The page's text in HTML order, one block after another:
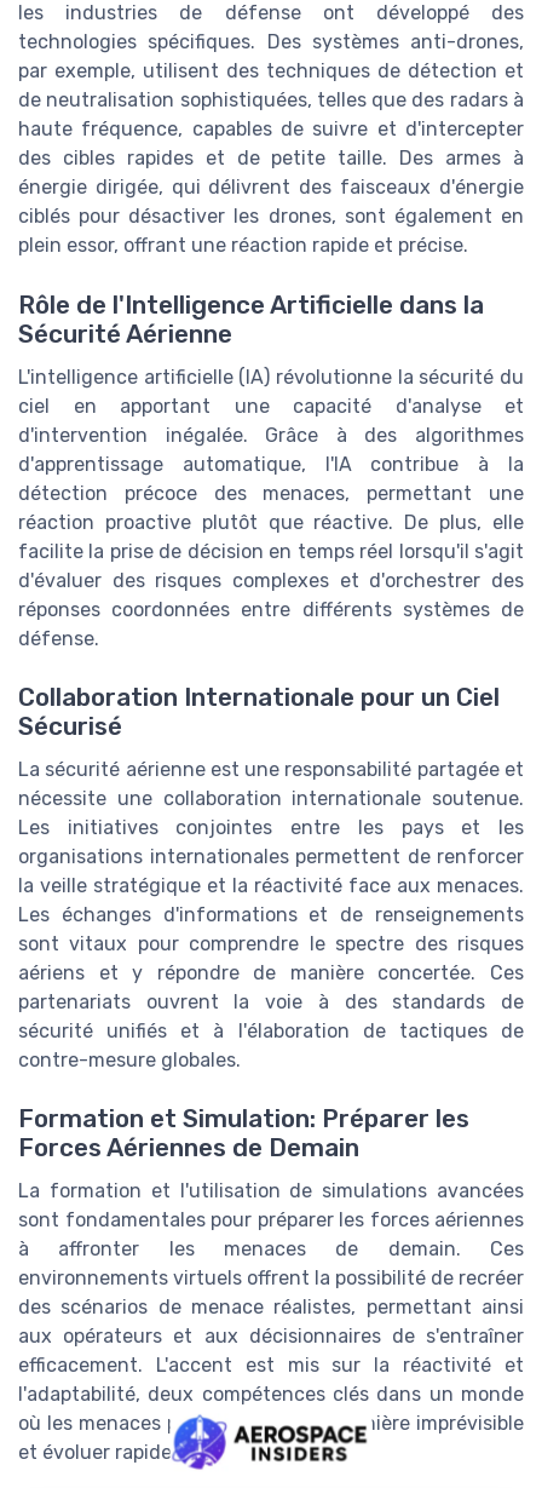
les industries de défense ont développé des
technologies spécifiques. Des systèmes anti-drones,
par exemple, utilisent des techniques de détection et
de neutralisation sophistiquées, telles que des radars à
haute fréquence, capables de suivre et d'intercepter
des cibles rapides et de petite taille. Des armes à
énergie dirigée, qui délivrent des faisceaux d'énergie
ciblés pour désactiver les drones, sont également en
plein essor, offrant une réaction rapide et précise.
Rôle de l'Intelligence Artificielle dans la
Sécurité Aérienne
L'intelligence artificielle (IA) révolutionne la sécurité du
ciel en apportant une capacité d'analyse et
d'intervention inégalée. Grâce à des algorithmes
d'apprentissage automatique, l'IA contribue à la
détection précoce des menaces, permettant une
réaction proactive plutôt que réactive. De plus, elle
facilite la prise de décision en temps réel lorsqu'il s'agit
d'évaluer des risques complexes et d'orchestrer des
réponses coordonnées entre différents systèmes de
défense.
Collaboration Internationale pour un Ciel
Sécurisé
La sécurité aérienne est une responsabilité partagée et
nécessite une collaboration internationale soutenue.
Les initiatives conjointes entre les pays et les
organisations internationales permettent de renforcer
la veille stratégique et la réactivité face aux menaces.
Les échanges d'informations et de renseignements
sont vitaux pour comprendre le spectre des risques
aériens et y répondre de manière concertée. Ces
partenariats ouvrent la voie à des standards de
sécurité unifiés et à l'élaboration de tactiques de
contre-mesure globales.
Formation et Simulation: Préparer les
Forces Aériennes de Demain
La formation et l'utilisation de simulations avancées
sont fondamentales pour préparer les forces aériennes
à affronter les menaces de demain. Ces
environnements virtuels offrent la possibilité de recréer
des scénarios de menace réalistes, permettant ainsi
aux opérateurs et aux décisionnaires de s'entraîner
efficacement. L'accent est mis sur la réactivité et
l'adaptabilité, deux compétences clés dans un monde
où les menaces peuvent surgir de manière imprévisible
et évoluer rapidement.